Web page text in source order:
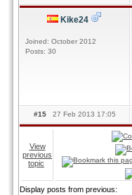
Kike24
Joined: October 2012
Posts: 30
#15 27 Feb 2013 17:05
View
previous
topic
Display posts from previous: